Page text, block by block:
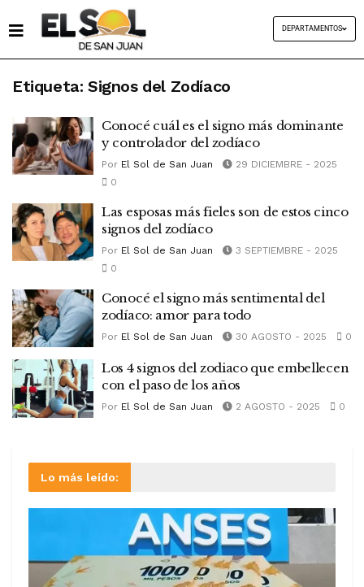
DEPARTAMENTOS
Etiqueta: Signos del Zodíaco
Conocé cuál es el signo más dominante
y controlador del zodíaco
Por El Sol de San Juan
29 DICIEMBRE - 2025
0
Las esposas más fieles son de estos cinco
signos del zodíaco
Por El Sol de San Juan
3 SEPTIEMBRE - 2025
0
Conocé el signo más sentimental del
zodíaco: amor para todo
Por El Sol de San Juan 30 AGOSTO - 2025 0
Los 4 signos del zodiaco que embellecen
con el paso de los años
Por El Sol de San Juan 2 AGOSTO - 2025 0
Lo más leído: